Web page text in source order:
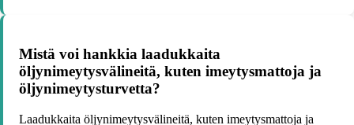
Mistä voi hankkia laadukkaita
öljynimeytysvälineitä, kuten imeytysmattoja ja
öljynimeytysturvetta?
Laadukkaita öljynimeytysvälineitä, kuten imeytysmattoja ja